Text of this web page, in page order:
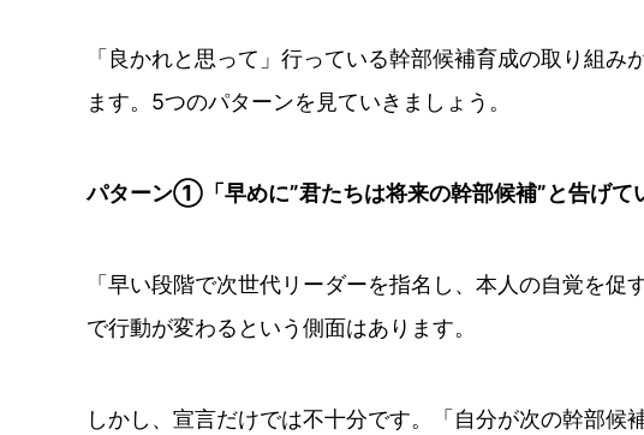
「良かれと思って」行っている幹部候補育成の取り組
ます。5つのパターンを見ていきましょう。
パターン①「早めに”君たちは将来の幹部候補”と告げ
「早い段階で次世代リーダーを指名し、本人の自覚を
で行動が変わるという側面はあります。
しかし、宣言だけでは不十分です。「自分が次の幹部